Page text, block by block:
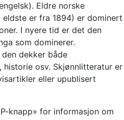
Eldre norske
er fra 1894) er dominert
I nyere tid er det den
som dominerer.
dekker både
historie osv. Skjønnlitteratur er
eller upublisert
knapp» for informasjon om